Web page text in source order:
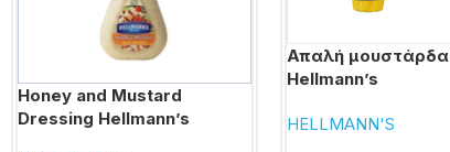
Honey and Mustard
Dressing Hellmann’s
Απαλή μουστάρδα
Hellmann’s
HELLMANN'S